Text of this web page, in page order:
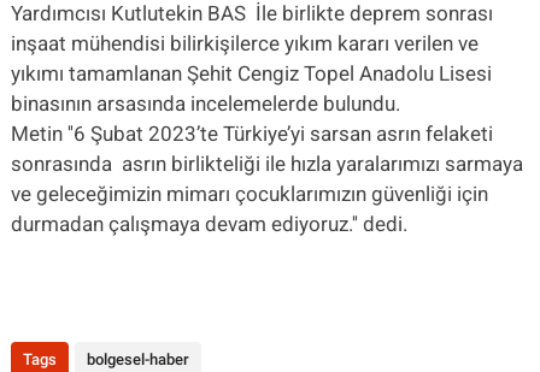
Yardımcısı Kutlutekin BAS İle birlikte deprem sonrası
inşaat mühendisi bilirkişilerce yıkım kararı verilen ve
yıkımı tamamlanan Şehit Cengiz Topel Anadolu Lisesi
binasının arsasında incelemelerde bulundu.
Metin ''6 Şubat 2023’te Türkiye’yi sarsan asrın felaketi
sonrasında asrın birlikteliği ile hızla yaralarımızı sarmaya
ve geleceğimizin mimarı çocuklarımızın güvenliği için
durmadan çalışmaya devam ediyoruz.'' dedi.
Tags bolgesel-haber